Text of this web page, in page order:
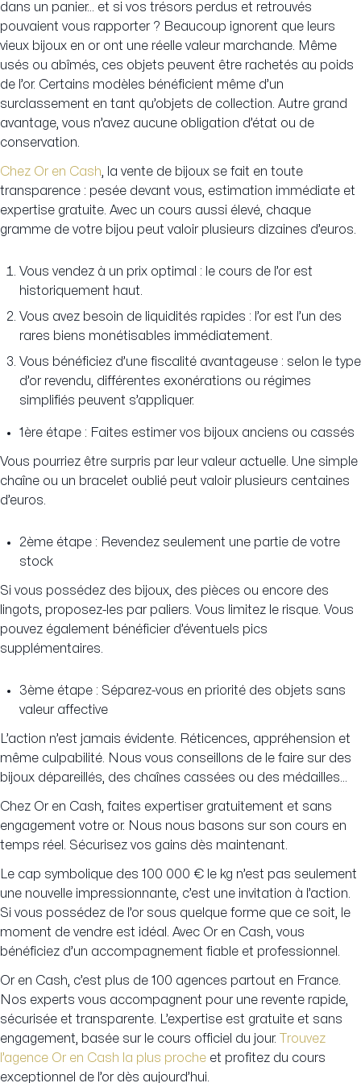
dans un panier… et si vos trésors perdus et retrouvés
pouvaient vous rapporter ? Beaucoup ignorent que leurs
vieux bijoux en or ont une réelle valeur marchande. Même
usés ou abîmés, ces objets peuvent être rachetés au poids
de l’or. Certains modèles bénéficient même d’un
surclassement en tant qu’objets de collection. Autre grand
avantage, vous n’avez aucune obligation d’état ou de
conservation.
Chez Or en Cash , la vente de bijoux se fait en toute
transparence : pesée devant vous, estimation immédiate et
expertise gratuite. Avec un cours aussi élevé, chaque
gramme de votre bijou peut valoir plusieurs dizaines d’euros.
Vous vendez à un prix optimal : le cours de l’or est
historiquement haut.
Vous avez besoin de liquidités rapides : l’or est l’un des
rares biens monétisables immédiatement.
Vous bénéficiez d’une fiscalité avantageuse : selon le type
d’or revendu, différentes exonérations ou régimes
simplifiés peuvent s’appliquer.
1ère étape : Faites estimer vos bijoux anciens ou cassés
Vous pourriez être surpris par leur valeur actuelle. Une simple
chaîne ou un bracelet oublié peut valoir plusieurs centaines
d’euros.
2ème étape : Revendez seulement une partie de votre
stock
Si vous possédez des bijoux, des pièces ou encore des
lingots, proposez-les par paliers. Vous limitez le risque. Vous
pouvez également bénéficier d’éventuels pics
supplémentaires.
3ème étape : Séparez-vous en priorité des objets sans
valeur affective
L’action n’est jamais évidente. Réticences, appréhension et
même culpabilité. Nous vous conseillons de le faire sur des
bijoux dépareillés, des chaînes cassées ou des médailles…
Chez Or en Cash, faites expertiser gratuitement et sans
engagement votre or. Nous nous basons sur son cours en
temps réel. Sécurisez vos gains dès maintenant.
Le cap symbolique des 100 000 € le kg n’est pas seulement
une nouvelle impressionnante, c’est une invitation à l’action.
Si vous possédez de l’or sous quelque forme que ce soit, le
moment de vendre est idéal. Avec Or en Cash, vous
bénéficiez d’un accompagnement fiable et professionnel.
Or en Cash, c’est plus de 100 agences partout en France.
Nos experts vous accompagnent pour une revente rapide,
sécurisée et transparente. L’expertise est gratuite et sans
engagement, basée sur le cours officiel du jour.
Trouvez
l’agence Or en Cash la plus proche et profitez du cours
exceptionnel de l’or dès aujourd’hui.